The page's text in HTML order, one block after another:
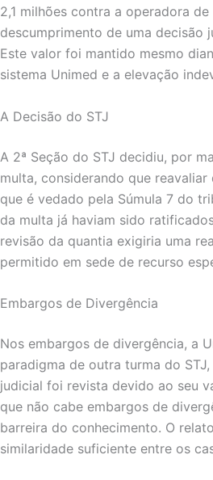
2,1 milhões contra a operadora
descumprimento de uma decisão
Este valor foi mantido mesmo
sistema Unimed e a elevação
A Decisão do STJ
A 2ª Seção do STJ decidiu, por
multa, considerando que
que é vedado pela Súmula 7 do
da multa já haviam sido
revisão da quantia exigiria uma
permitido em sede de recurso
Embargos de Divergência
Nos embargos de divergência, a
paradigma de outra turma do
judicial foi revista devido ao seu
que não cabe embargos de
barreira do conhecimento. O
similaridade suficiente entre os